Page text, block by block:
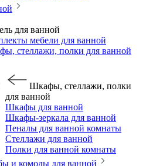
для ванной
мебели для ванной
стеллажи, полки для ванной
Шкафы, стеллажи, полки
для ванной
Шкафы для ванной
Шкафы-зеркала для ванной
Пеналы для ванной комнаты
Стеллажи для ванной
Полки для ванной комнаты
и комоды для ванной